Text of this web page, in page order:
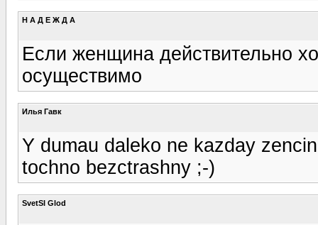
Н А Д Е Ж Д А
Если женщина действительно
осуществимо
Илья Гавк
Y dumau daleko ne kazday
tochno bezctrashny ;-)
SvetSI Glod